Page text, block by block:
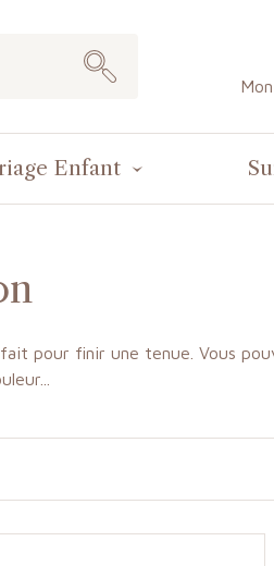
Enfant
pour finir une tenue. Vous